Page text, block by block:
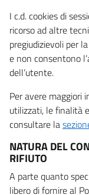
I c.d. cookies di
ricorso ad altre
pregiudizievoli per
e non consentono
dell’utente.
Per avere maggiori
utilizzati, le finalità
consultare la
NATURA DEL
RIFIUTO
A parte quanto
libero di fornire al